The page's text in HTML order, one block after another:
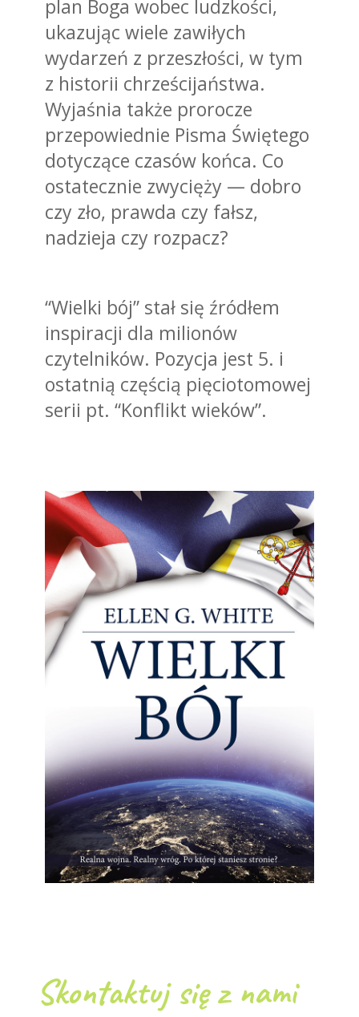
plan Boga wobec ludzkości,
ukazując wiele zawiłych
wydarzeń z przeszłości, w tym
z historii chrześcijaństwa.
Wyjaśnia także prorocze
przepowiednie Pisma Świętego
dotyczące czasów końca. Co
ostatecznie zwycięży — dobro
czy zło, prawda czy fałsz,
nadzieja czy rozpacz?
“Wielki bój” stał się źródłem
inspiracji dla milionów
czytelników. Pozycja jest 5. i
ostatnią częścią pięciotomowej
serii pt. “Konflikt wieków”.
Skontaktuj się z nami